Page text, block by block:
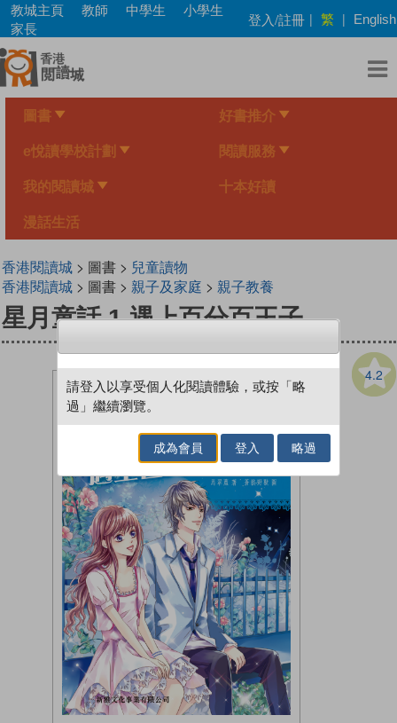
Skip
main
content
教城主頁 教師 中學生
小學生
家長
登入/註冊 | 繁 | English
圖書 好書推介
e悅讀學校計劃 閱讀服務
我的閱讀城 十本好讀
漫話生活
香港閱讀城> 圖書 > 兒童讀物
香港閱讀城> 圖書 > 親子及家庭 > 親子教養
星月童話 1 遇上百分百王子
4.2
請登入以享受個人化閱讀體驗，或按「略
過」繼續瀏覽。
成為會員 登入 略過